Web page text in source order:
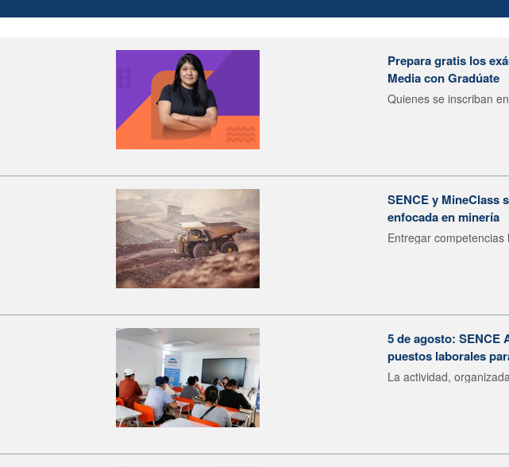
Prepara gratis los
Media con Gradúate
Quienes se inscriban
SENCE y MineClass
enfocada en minería
Entregar
5 de agosto: SENCE
puestos laborales
La actividad,